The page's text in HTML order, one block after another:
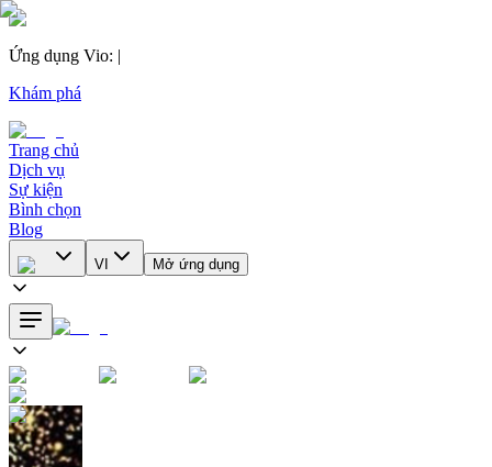
Ứng dụng Vio: |
Khám phá
Trang chủ
Dịch vụ
Sự kiện
Bình chọn
Blog
VI Mở ứng dụng